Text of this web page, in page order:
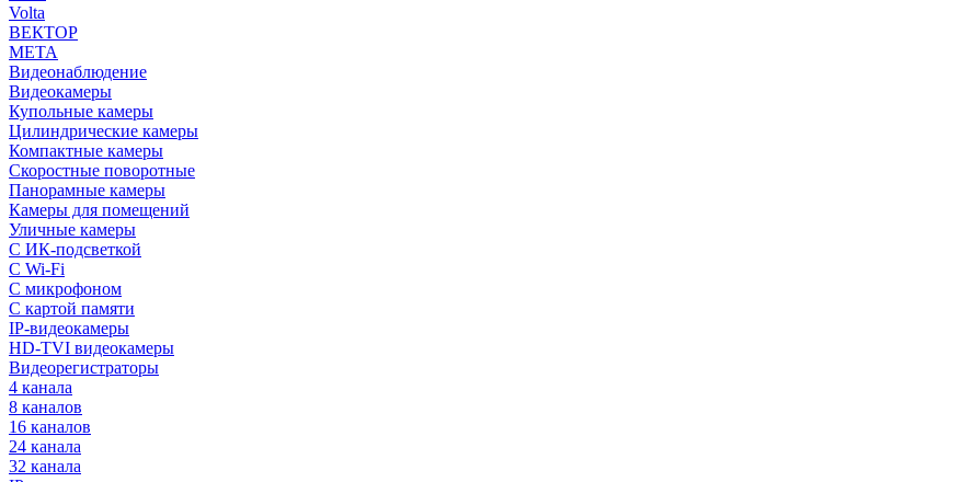
Volta
ВЕКТОР
МЕТА
Видеонаблюдение
Видеокамеры
Купольные камеры
Цилиндрические камеры
Компактные камеры
Скоростные поворотные
Панорамные камеры
Камеры для помещений
Уличные камеры
С ИК-подсветкой
С Wi-Fi
С микрофоном
С картой памяти
IP-видеокамеры
HD-TVI видеокамеры
Видеорегистраторы
4 канала
8 каналов
16 каналов
24 канала
32 канала